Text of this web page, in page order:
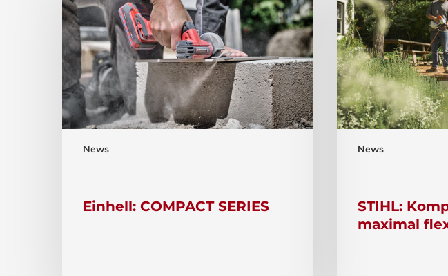
News
Einhell: COMPACT SERIES
News
STIHL:
maximal